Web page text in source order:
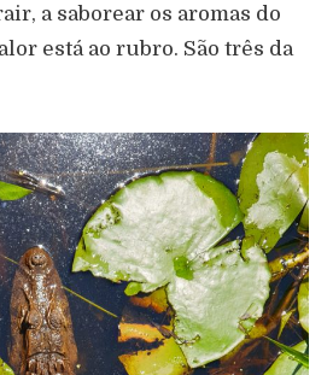
a saborear os aromas do
está ao rubro. São três da